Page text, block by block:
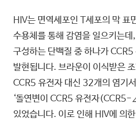
HIV는 면역세포인 T세포의 막 표
수용체를 통해 감염을 일으키는데
구성하는 단백질 중 하나가 CCR5
발현됩니다. 브라운이 이식받은
CCR5 유전자 대신 32개의 염기
‘돌연변이 CCR5 유전자
있었습니다. 이로 인해 HIV에 의